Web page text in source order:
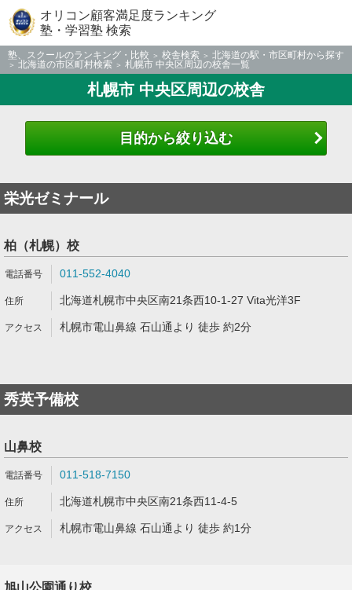
オリコン顧客満足度ランキング
塾・学習塾 検索
塾、スクールのランキング・比較 校舎検索
北海道の駅・市区町村から探す
北海道の市区町村検索
札幌市 中央区周辺の校舎一覧
札幌市 中央区周辺の校舎
目的から絞り込む
栄光ゼミナール
柏（札幌）校
011-552-4040
北海道札幌市中央区南21条西10-1-27 Vita光洋3F
札幌市電山鼻線 石山通より 徒歩 約2分
秀英予備校
山鼻校
011-518-7150
北海道札幌市中央区南21条西11-4-5
札幌市電山鼻線 石山通より 徒歩 約1分
旭山公園通り校